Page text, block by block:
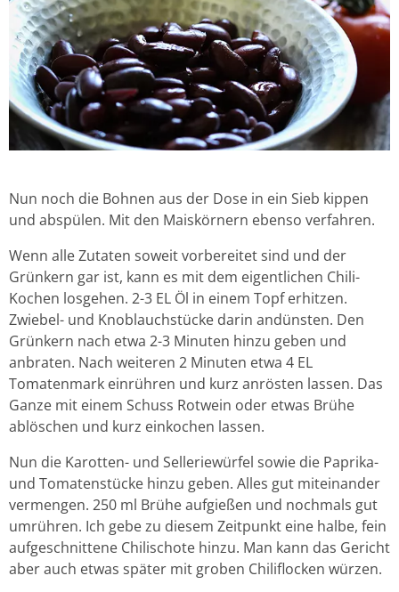
Nun noch die Bohnen aus der Dose in ein Sieb kippen
und abspülen. Mit den Maiskörnern ebenso verfahren.
Wenn alle Zutaten soweit vorbereitet sind und der
Grünkern gar ist, kann es mit dem eigentlichen Chili-
Kochen losgehen. 2-3 EL Öl in einem Topf erhitzen.
Zwiebel- und Knoblauchstücke darin andünsten. Den
Grünkern nach etwa 2-3 Minuten hinzu geben und
anbraten. Nach weiteren 2 Minuten etwa 4 EL
Tomatenmark einrühren und kurz anrösten lassen. Das
Ganze mit einem Schuss Rotwein oder etwas Brühe
ablöschen und kurz einkochen lassen.
Nun die Karotten- und Selleriewürfel sowie die Paprika-
und Tomatenstücke hinzu geben. Alles gut miteinander
vermengen. 250 ml Brühe aufgießen und nochmals gut
umrühren. Ich gebe zu diesem Zeitpunkt eine halbe, fein
aufgeschnittene Chilischote hinzu. Man kann das Gericht
aber auch etwas später mit groben Chiliflocken würzen.